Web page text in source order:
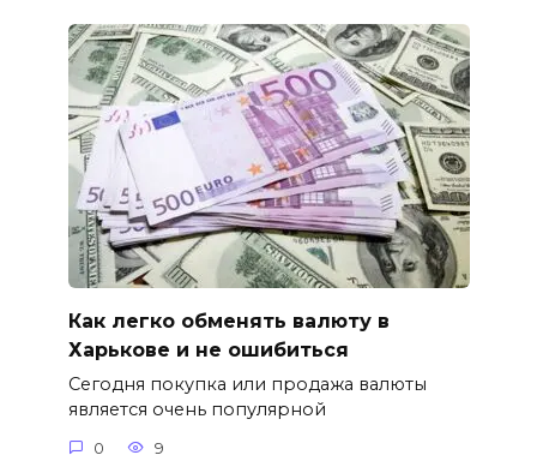
Как легко обменять валюту в
Харькове и не ошибиться
Сегодня покупка или продажа валюты
является очень популярной
0 9